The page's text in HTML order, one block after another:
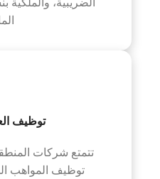
توظيف
تتمتع شركات
توظيف المواهب